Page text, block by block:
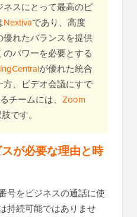
スにとって最高のビ
Nextivaであり、高度
れたバランスを提供
パワーを必要とする
が優れた統合
、ビデオ会議にすで
チームには、 Zoom
です。
が必要な理由と時
号をビジネスの通話に使
持続可能ではありませ